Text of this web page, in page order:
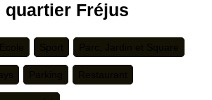
quartier Fréjus